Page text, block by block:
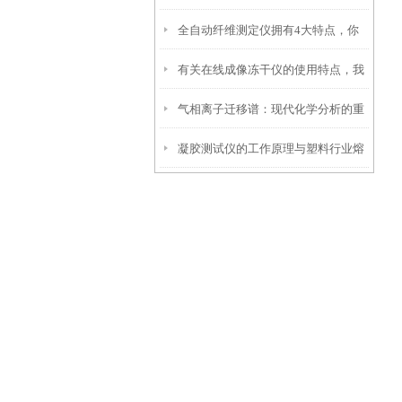
全自动纤维测定仪拥有4大特点，你
是否已掌握？
有关在线成像冻干仪的使用特点，我
们已经为您准备好了
气相离子迁移谱：现代化学分析的重
要工具
凝胶测试仪的工作原理与塑料行业熔